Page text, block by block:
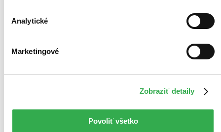
Analytické
Marketingové
Zobraziť detaily
Povoliť všetko
ŽiaraŽivot Riley Bloomovej 1
1. diel sérieŽivot Riley Bloomovej
Voľné pokračovanie úspešnej série Nesmrteľní! Riley Bloomová